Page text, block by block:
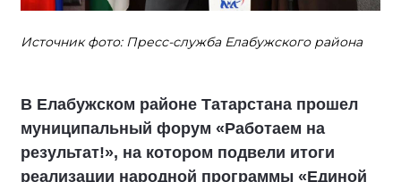
Источник фото: Пресс-служба Елабужского района
В Елабужском районе Татарстана прошел
муниципальный форум «Работаем на
результат!», на котором подвели итоги
реализации народной программы «Единой